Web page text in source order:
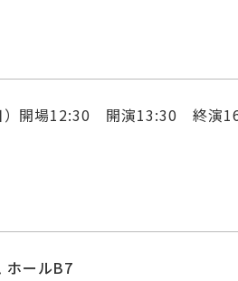
）開場12:30 開演13:30 終演
ホールB7